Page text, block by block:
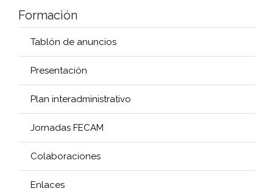
Formación
Tablón de anuncios
Presentación
Plan interadministrativo
Jornadas FECAM
Colaboraciones
Enlaces